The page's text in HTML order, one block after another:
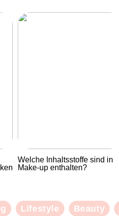
Welche Inhaltsstoffe sind in
Make-up enthalten?
Lifestyle Beauty